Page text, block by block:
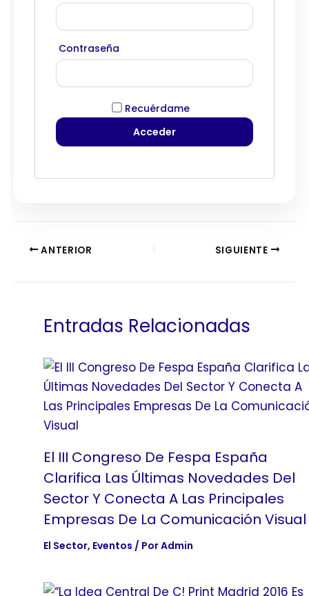
Contraseña
Recuérdame
ANTERIOR SIGUIENTE
Entradas Relacionadas
El III Congreso De Fespa España
Clarifica Las Últimas Novedades Del
Sector Y Conecta A Las Principales
Empresas De La Comunicación Visual
El Sector, Eventos / PorAdmin